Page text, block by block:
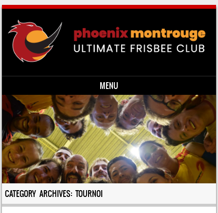
MENU
Skip to content
CATEGORY ARCHIVES:TOURNOI